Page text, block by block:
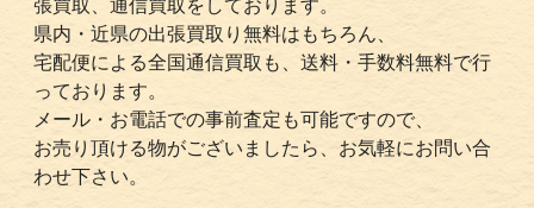
県内・近県の出張買取り無料はもちろん、
宅配便による全国通信買取も、送料・手数料無料で行
っております。
メール・お電話での事前査定も可能ですので、
お売り頂ける物がございましたら、お気軽にお問い合
わせ下さい。